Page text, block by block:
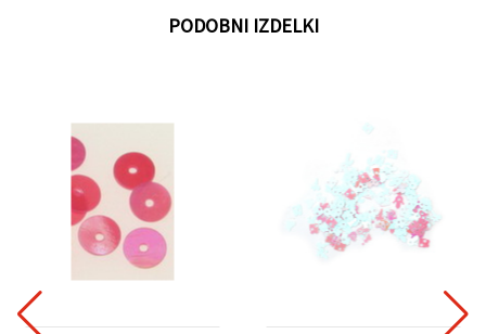
PODOBNI IZDELKI